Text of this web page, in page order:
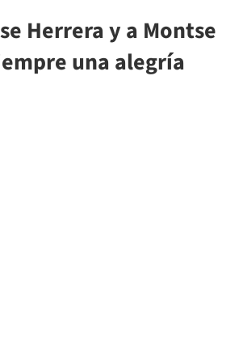
Herrera y a Montse
una alegría